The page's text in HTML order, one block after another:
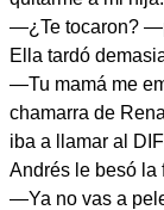
—¿Te tocaron?
Ella tardó
—Tu mamá me
chamarra de
iba a llamar al
Andrés le besó la
—Ya no vas a